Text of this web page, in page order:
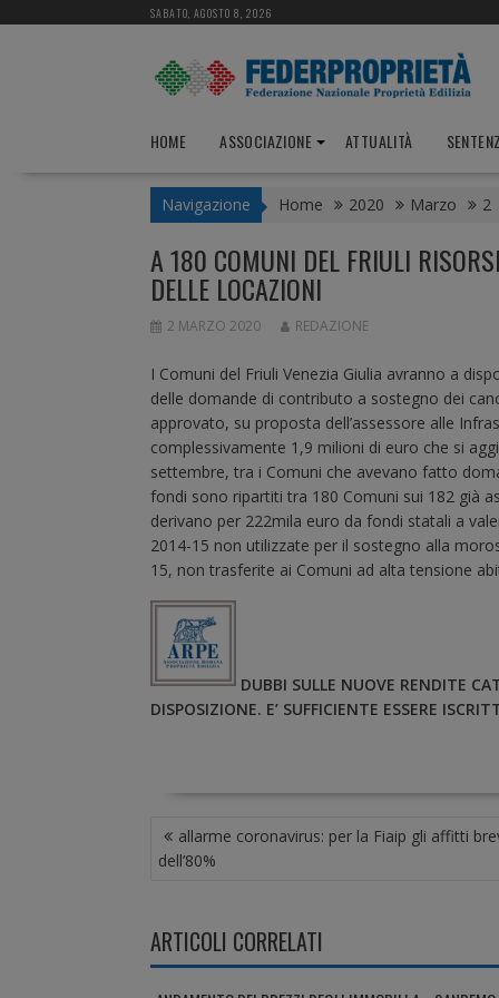
SABATO, AGOSTO 8, 2026
HOME ASSOCIAZIONE ATTUALITÀ
Navigazione Home 2020 Marzo 2
A 180 COMUNI DEL FRIULI
DELLE LOCAZIONI
2 MARZO 2020 REDAZIONE
I Comuni del Friuli Venezia Giulia avranno a
delle domande di contributo a sostegno dei
approvato, su proposta dell’assessore alle
complessivamente 1,9 milioni di euro che si
settembre, tra i Comuni che avevano fatto
fondi sono ripartiti tra 180 Comuni sui 182 già
derivano per 222mila euro da fondi statali a
2014-15 non utilizzate per il sostegno alla
15, non trasferite ai Comuni ad alta tensione
DUBBI SULLE NUOVE RENDITE
DISPOSIZIONE. E’ SUFFICIENTE ESSERE
A
V
G
A
Z
allarme coronavirus: per la Fiaip gli affitti
dell’80%
ARTICOLI CORRELATI